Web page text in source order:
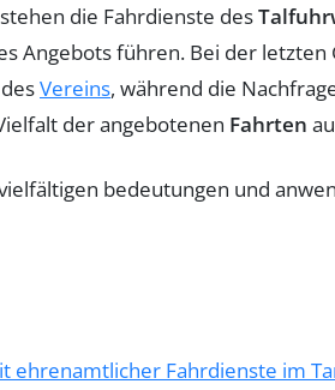
stehen die Fahrdienste des
Angebots führen. Bei der
Vereins, während die
der angebotenen Fahrten
ehrenamtlicher Fahrdienste im